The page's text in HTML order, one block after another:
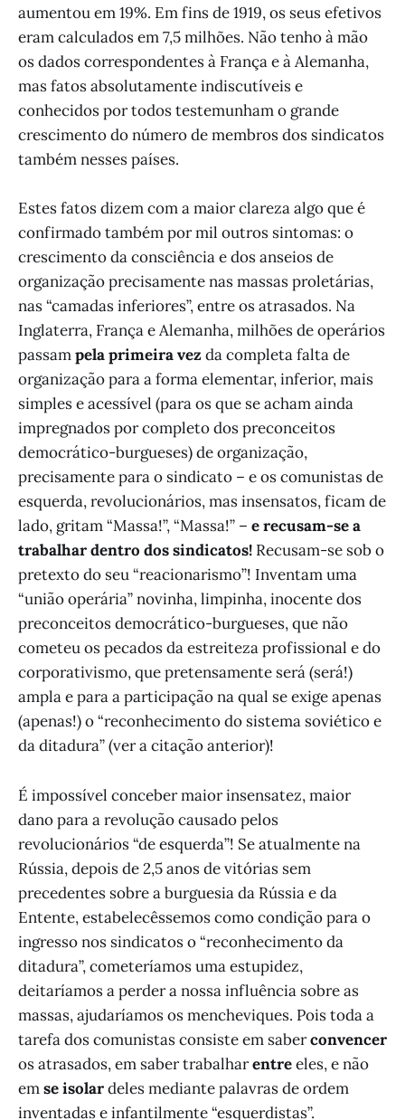
aumentou em 19%. Em fins de 1919, os seus efetivos
eram calculados em 7,5 milhões. Não tenho à mão
os dados correspondentes à França e à Alemanha,
mas fatos absolutamente indiscutíveis e
conhecidos por todos testemunham o grande
crescimento do número de membros dos sindicatos
também nesses países.
Estes fatos dizem com a maior clareza algo que é
confirmado também por mil outros sintomas: o
crescimento da consciência e dos anseios de
organização precisamente nas massas proletárias,
nas “camadas inferiores”, entre os atrasados. Na
Inglaterra, França e Alemanha, milhões de operários
passampela primeira vezda completa falta de
organização para a forma elementar, inferior, mais
simples e acessível (para os que se acham ainda
impregnados por completo dos preconceitos
democrático-burgueses) de organização,
precisamente para o sindicato – e os comunistas de
esquerda, revolucionários, mas insensatos, ficam de
lado, gritam “Massa!”, “Massa!” – e recusam-se a
trabalhar dentro dos sindicatos! Recusam-se sob o
pretexto do seu “reacionarismo”! Inventam uma
“união operária” novinha, limpinha, inocente dos
preconceitos democrático-burgueses, que não
cometeu os pecados da estreiteza profissional e do
corporativismo, que pretensamente será (será!)
ampla e para a participação na qual se exige apenas
(apenas!) o “reconhecimento do sistema soviético e
da ditadura” (ver a citação anterior)!
É impossível conceber maior insensatez, maior
dano para a revolução causado pelos
revolucionários “de esquerda”! Se atualmente na
Rússia, depois de 2,5 anos de vitórias sem
precedentes sobre a burguesia da Rússia e da
Entente, estabelecêssemos como condição para o
ingresso nos sindicatos o “reconhecimento da
ditadura”, cometeríamos uma estupidez,
deitaríamos a perder a nossa influência sobre as
massas, ajudaríamos os mencheviques. Pois toda a
tarefa dos comunistas consiste em saberconvencer
os atrasados, em saber trabalharentreeles, e não
emse isolardeles mediante palavras de ordem
inventadas e infantilmente “esquerdistas”.